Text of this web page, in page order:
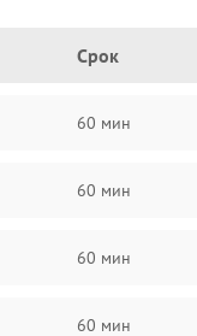
Срок
60 мин
60 мин
60 мин
60 мин